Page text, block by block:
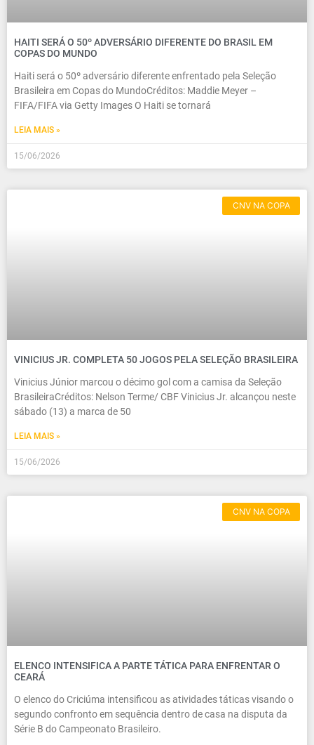
HAITI SERÁ O 50º ADVERSÁRIO DIFERENTE DO BRASIL EM
COPAS DO MUNDO
Haiti será o 50º adversário diferente enfrentado pela Seleção
Brasileira em Copas do MundoCréditos: Maddie Meyer –
FIFA/FIFA via Getty Images O Haiti se tornará
LEIA MAIS »
15/06/2026
CNV NA COPA
VINICIUS JR. COMPLETA 50 JOGOS PELA SELEÇÃO BRASILEIRA
Vinicius Júnior marcou o décimo gol com a camisa da Seleção
BrasileiraCréditos: Nelson Terme/ CBF Vinicius Jr. alcançou neste
sábado (13) a marca de 50
LEIA MAIS »
15/06/2026
CNV NA COPA
ELENCO INTENSIFICA A PARTE TÁTICA PARA ENFRENTAR O
CEARÁ
O elenco do Criciúma intensificou as atividades táticas visando o
segundo confronto em sequência dentro de casa na disputa da
Série B do Campeonato Brasileiro.